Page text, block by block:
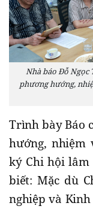
Nhà báo Đỗ Ngọc
phương hướng,
Trình bày Báo
hướng, nhiệm
ký Chi hội lâm
biết: Mặc dù
nghiệp và